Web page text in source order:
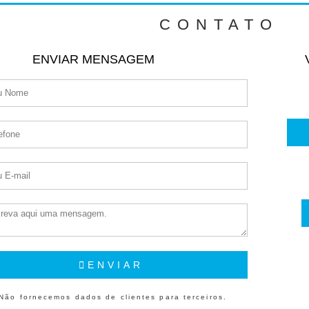
CONTATO
ENVIAR MENSAGEM
ENVIAR
fornecemos dados de clientes para terceiros.